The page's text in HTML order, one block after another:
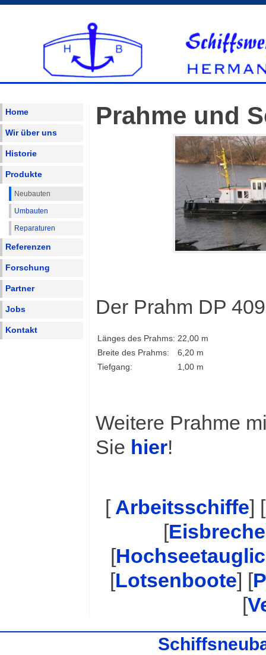
Home
Wir über uns
Historie
Produkte
Neubauten
Umbauten
Reparaturen
Referenzen
Forschung
Partner
Jobs
Kontakt
Prahme und
Der Prahm DP
Länges des Prahms: 22,00 m
Breite des Prahms:
6,20 m
Tiefgang:
1,00 m
Weitere Prahme
Sie hier!
[Arbeitsschiffe] [
[
[
[Lotsenboote] [
[